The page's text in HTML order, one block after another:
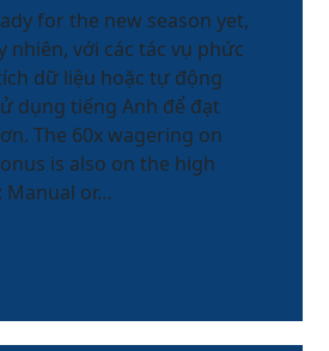
for the new season yet,
nhiên, với các tác vụ phức
dữ liệu hoặc tự động
dụng tiếng Anh để đạt
The 60x wagering on
is also on the high
Manual or…